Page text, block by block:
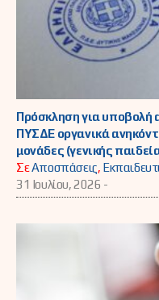
Πρόσκληση για υποβολή
ΠΥΣΔΕ οργανικά
μονάδες (γενικής
ΣεΑποσπάσεις,
31 Ιουλίου, 2026 -